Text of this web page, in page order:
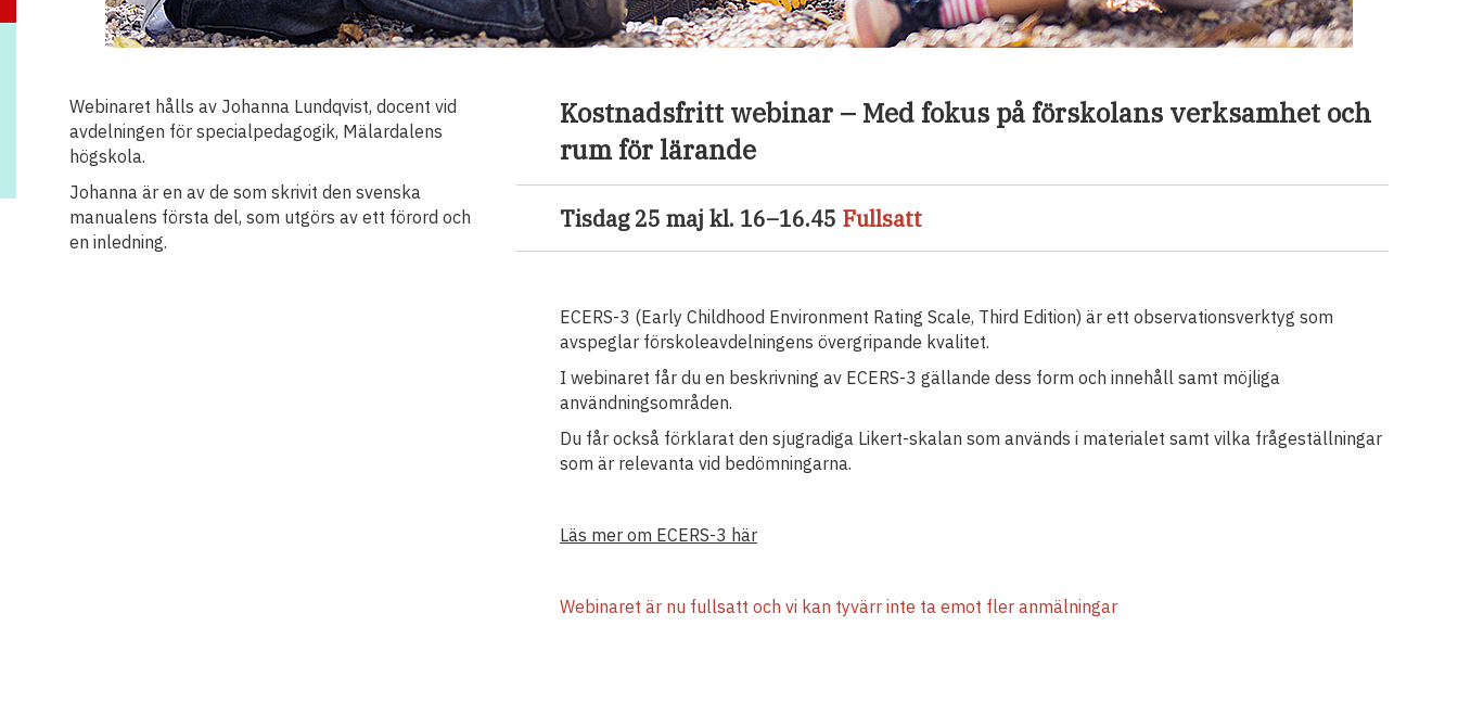
Webinaret hålls av Johanna Lundqvist, docent vid
avdelningen för specialpedagogik, Mälardalens
högskola.
Johanna är en av de som skrivit den svenska
manualens första del, som utgörs av ett förord och
en inledning.
Kostnadsfritt webinar – Med fokus på förskolans verksamhet och
rum för lärande
Tisdag 25 maj kl. 16–16.45 Fullsatt
ECERS-3 (Early Childhood Environment Rating Scale, Third Edition) är ett observationsverktyg som
avspeglar förskoleavdelningens övergripande kvalitet.
I webinaret får du en beskrivning av ECERS-3 gällande dess form och innehåll samt möjliga
användningsområden.
Du får också förklarat den sjugradiga Likert-skalan som används i materialet samt vilka frågeställningar
som är relevanta vid bedömningarna.
Läs mer om ECERS-3 här
Webinaret är nu fullsatt och vi kan tyvärr inte ta emot fler anmälningar